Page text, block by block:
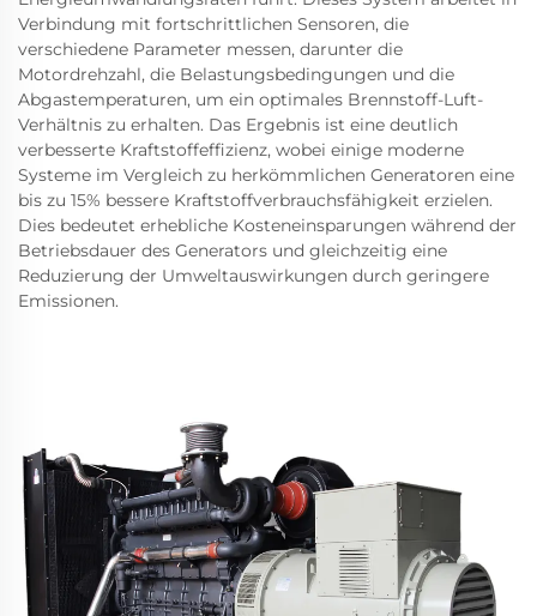
Verbindung mit fortschrittlichen Sensoren, die
verschiedene Parameter messen, darunter die
Motordrehzahl, die Belastungsbedingungen und die
Abgastemperaturen, um ein optimales Brennstoff-Luft-
Verhältnis zu erhalten. Das Ergebnis ist eine deutlich
verbesserte Kraftstoffeffizienz, wobei einige moderne
Systeme im Vergleich zu herkömmlichen Generatoren eine
bis zu 15% bessere Kraftstoffverbrauchsfähigkeit erzielen.
Dies bedeutet erhebliche Kosteneinsparungen während der
Betriebsdauer des Generators und gleichzeitig eine
Reduzierung der Umweltauswirkungen durch geringere
Emissionen.